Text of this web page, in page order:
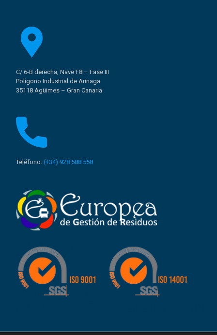
C/ 6-B derecha, Nave F8 – Fase III
Polígono Industrial de Arinaga
35118 Agüimes – Gran Canaria
Teléfono: (+34) 928 588 558